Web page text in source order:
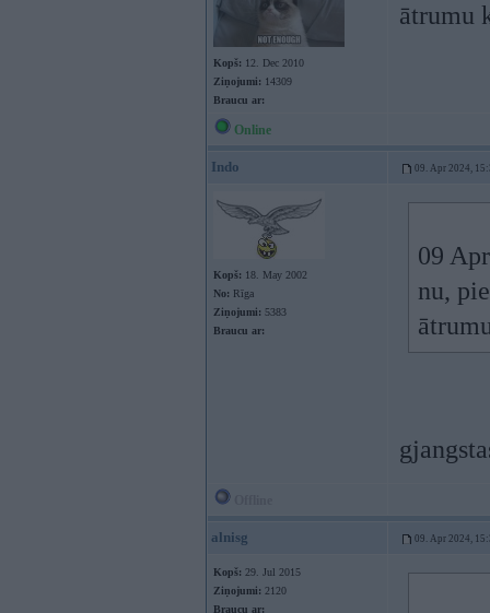
Kopš: 12. Dec 2010
Ziņojumi: 14309
Braucu ar:
ātrumu
Online
Indo 09. Apr 2024,
Kopš: 18. May 2002
No: Rīga
Ziņojumi: 5383
Braucu ar:
09
nu,
alnisg 09. Apr 2024,
Kopš: 29. Jul 2015
Ziņojumi: 2120
Braucu ar: